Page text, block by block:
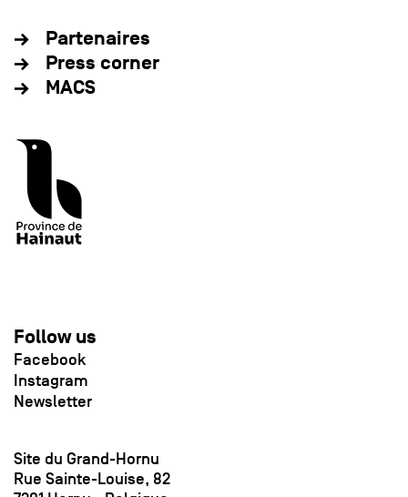
Partenaires
Press corner
MACS
Follow us
Facebook
Instagram
Newsletter
Site du Grand-Hornu
Rue Sainte-Louise, 82